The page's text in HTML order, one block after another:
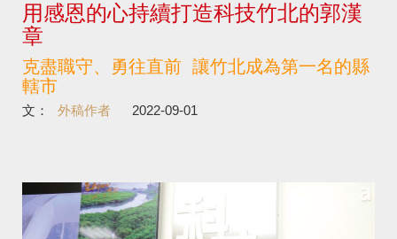
用感恩的心持續打造科技竹北的郭漢
章
克盡職守、勇往直前 讓竹北成為第一名的縣
轄市
文： 外稿作者 2022-09-01